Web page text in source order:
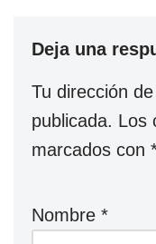
Deja una
Tu dirección
publicada. Los
marcados con
Nombre *